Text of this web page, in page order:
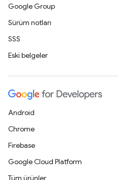
Google Group
Sürüm notları
SSS
Eski belgeler
Android
Chrome
Firebase
Google Cloud Platform
Tüm ürünler